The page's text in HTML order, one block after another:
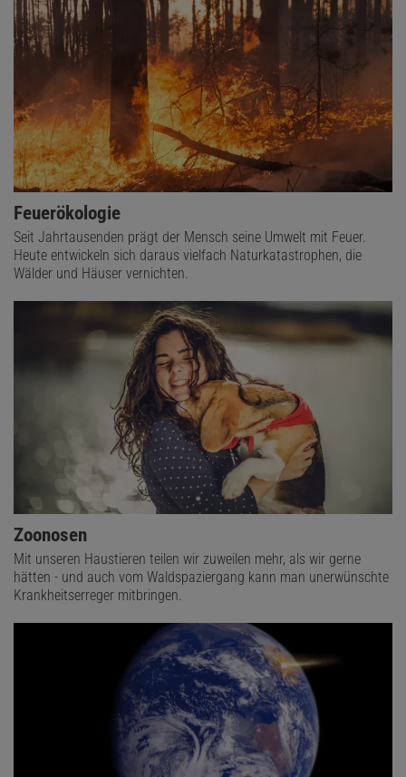
Feuerökologie
Seit Jahrtausenden prägt der Mensch seine Umwelt mit Feuer.
Heute entwickeln sich daraus vielfach Naturkatastrophen, die
Wälder und Häuser vernichten.
Zoonosen
Mit unseren Haustieren teilen wir zuweilen mehr, als wir gerne
hätten - und auch vom Waldspaziergang kann man unerwünschte
Krankheitserreger mitbringen.